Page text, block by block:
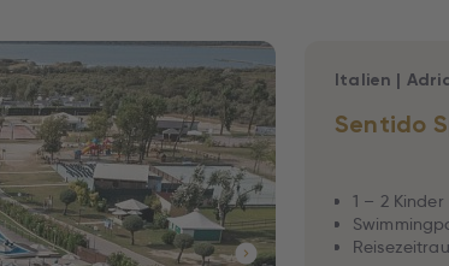
Sentido
Italien |
1 – 2